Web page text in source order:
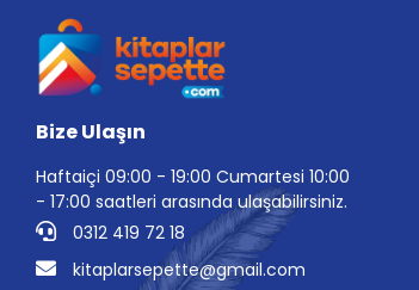
AKABE HEDİYELİK
Akademi Çocuk
Akademi Çocuk - Funny Mat
Akademi Denizi Yayınları
Akaşa Yayınları
Akçağ Yayınları
Akil Yayınevi
Bize Ulaşın
Haftaiçi 09:00 - 19:00 Cumartesi 10:00
- 17:00 saatleri arasında ulaşabilirsiniz.
0312 419 72 18
kitaplarsepette@gmail.com